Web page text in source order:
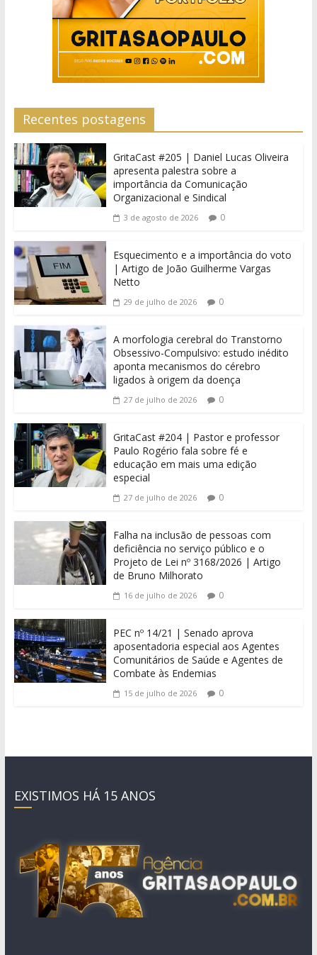
Recentes postagens
GritaCast #205 | Daniel Lucas Oliveira
apresenta palestra sobre a
importância da Comunicação
Organizacional e Sindical
3 de agosto de 2026 0
Esquecimento e a importância do voto
| Artigo de João Guilherme Vargas
Netto
29 de julho de 2026 0
A morfologia cerebral do Transtorno
Obsessivo-Compulsivo: estudo inédito
aponta mecanismos do cérebro
ligados à origem da doença
27 de julho de 2026 0
GritaCast #204 | Pastor e professor
Paulo Rogério fala sobre fé e
educação em mais uma edição
especial
27 de julho de 2026 0
Falha na inclusão de pessoas com
deficiência no serviço público e o
Projeto de Lei nº 3168/2026 | Artigo
de Bruno Milhorato
16 de julho de 2026 0
PEC nº 14/21 | Senado aprova
aposentadoria especial aos Agentes
Comunitários de Saúde e Agentes de
Combate às Endemias
15 de julho de 2026 0
EXISTIMOS HÁ 15 ANOS